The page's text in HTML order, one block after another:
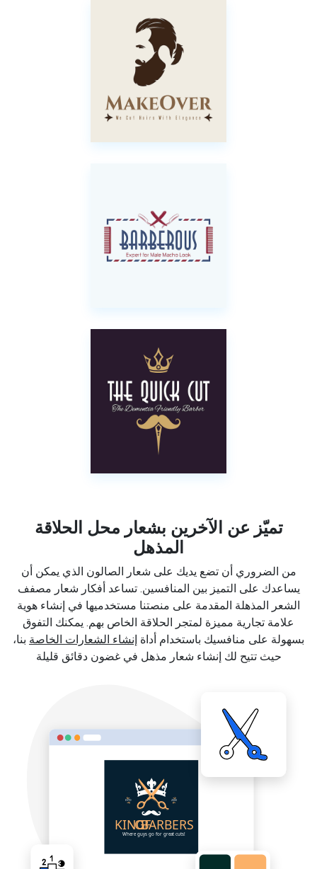
تميّز عن الآخرين بشعار محل الحلاقة
المذهل
من الضروري أن تضع يديك على شعار الصالون الذي يمكن أن
يساعدك على التميز بين المنافسين. تساعد أفكار شعار مصفف
الشعر المذهلة المقدمة على منصتنا مستخدميها في إنشاء هوية
علامة تجارية مميزة لمتجر الحلاقة الخاص بهم. يمكنك التفوق
بسهولة على منافسيك باستخدام أداة إنشاء الشعارات الخاصة بنا،
حيث تتيح لك إنشاء شعار مذهل في غضون دقائق قليلة